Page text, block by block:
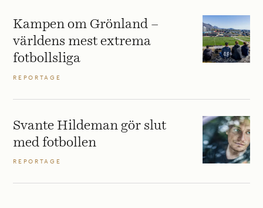
Kampen om Grönland –
världens mest extrema
fotbollsliga
REPORTAGE
Svante Hildeman gör slut
med fotbollen
REPORTAGE